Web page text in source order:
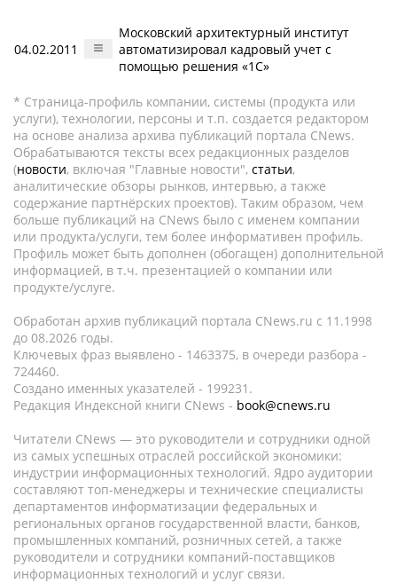
04.02.2011
Московский архитектурный институт
автоматизировал кадровый учет с
помощью решения «1С»
* Страница-профиль компании, системы (продукта или
услуги), технологии, персоны и т.п. создается редактором
на основе анализа архива публикаций портала CNews.
Обрабатываются тексты всех редакционных разделов
(новости, включая "Главные новости", статьи,
аналитические обзоры рынков, интервью, а также
содержание партнёрских проектов). Таким образом, чем
больше публикаций на CNews было с именем компании
или продукта/услуги, тем более информативен профиль.
Профиль может быть дополнен (обогащен) дополнительной
информацией, в т.ч. презентацией о компании или
продукте/услуге.
Обработан архив публикаций портала CNews.ru c 11.1998
до 08.2026 годы.
Ключевых фраз выявлено - 1463375, в очереди разбора -
724460.
Создано именных указателей - 199231.
Редакция Индексной книги CNews - book@cnews.ru
Читатели CNews — это руководители и сотрудники одной
из самых успешных отраслей российской экономики:
индустрии информационных технологий. Ядро аудитории
составляют топ-менеджеры и технические специалисты
департаментов информатизации федеральных и
региональных органов государственной власти, банков,
промышленных компаний, розничных сетей, а также
руководители и сотрудники компаний-поставщиков
информационных технологий и услуг связи.